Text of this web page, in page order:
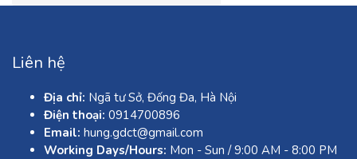
Liên hệ
Địa chỉ: Ngã tư Sở, Đống Đa, Hà Nội
Điện thoại: 0914700896
Email: hung.gdct@gmail.com
Working Days/Hours: Mon - Sun / 9:00 AM - 8:00 PM